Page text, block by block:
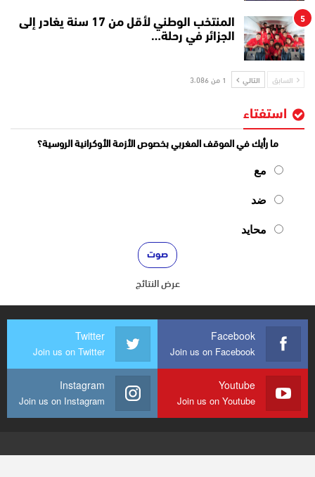
5
المنتخب الوطني لأقل من 17 سنة يغادر إلى
الجزائر في رحلة…
السابق التالي 1 من 3٬086
استفتاء
ما رأيك في الموقف المغربي بخصوص الأزمة الأوكرانية الروسية؟
مع
ضد
محايد
عرض النتائج
Facebook
Join us on Facebook
Twitter
Join us on Twitter
Youtube
Join us on Youtube
Instagram
Join us on Instagram